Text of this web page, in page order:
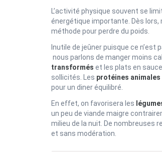
L’activité physique souvent se
énergétique importante. Dès lors,
méthode pour perdre du poids.
Inutile de jeûner puisque ce
nous parlons de manger moins
transformés et les plats en
sollicités. Les protéines animales
pour un diner équilibré.
En effet, on favorisera les
un peu de viande maigre
milieu de la nuit. De nombreuses
et sans modération.